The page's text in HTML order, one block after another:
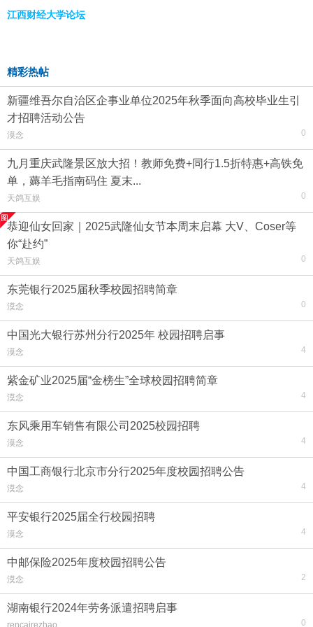
江西财经大学论坛
精彩热帖
新疆维吾尔自治区企事业单位2025年秋季面向高校毕业生引
才招聘活动公告
漠念 0
九月重庆武隆景区放大招！教师免费+同行1.5折特惠+高铁免
单，薅羊毛指南码住 夏末...
天鸽互娱 0
恭迎仙女回家｜2025武隆仙女节本周末启幕 大V、Coser等
你“赴约”
天鸽互娱 0
东莞银行2025届秋季校园招聘简章
漠念 0
中国光大银行苏州分行2025年 校园招聘启事
漠念 4
紫金矿业2025届“金榜生”全球校园招聘简章
漠念 4
东风乘用车销售有限公司2025校园招聘
漠念 4
中国工商银行北京市分行2025年度校园招聘公告
漠念 4
平安银行2025届全行校园招聘
漠念 4
中邮保险2025年度校园招聘公告
漠念 2
湖南银行2024年劳务派遣招聘启事
rencairezhao 0